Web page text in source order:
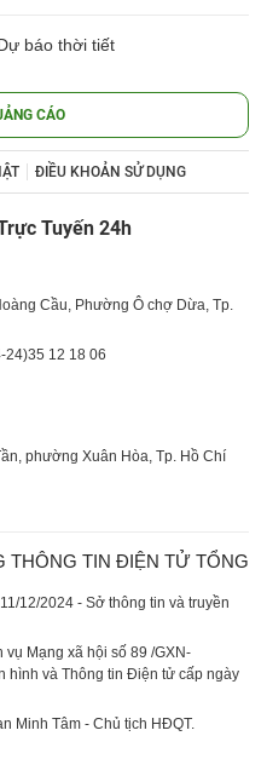
báo thời tiết
CÁO
ĐIỀU KHOẢN SỬ DỤNG
Tuyến 24h
Cầu, Phường Ô chợ Dừa, Tp.
24)35 12 18 06
phường Xuân Hòa, Tp. Hồ Chí
THÔNG TIN ĐIỆN TỬ TỔNG
12/2024 - Sở thông tin và truyền
Mạng xã hội số 89 /GXN-
hình và Thông tin Điện tử cấp ngày
Minh Tâm - Chủ tịch HĐQT.